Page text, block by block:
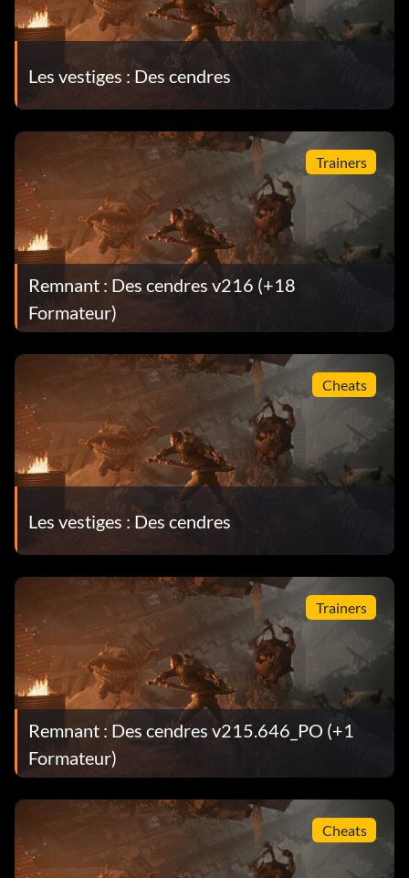
Les vestiges : Des cendres
Trainers
Remnant : Des cendres v216 (+18
Formateur)
Cheats
Les vestiges : Des cendres
Trainers
Remnant : Des cendres v215.646_PO (+1
Formateur)
Cheats